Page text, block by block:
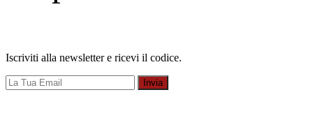
Iscriviti alla newsletter e ricevi il codice.
Invia